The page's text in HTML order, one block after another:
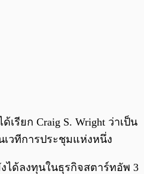
รียก Craig S. Wright ว่าเป็น
วทีการประชุมแห่งหนึ่ง
ได้ลงทุนในธุรกิจสตาร์ทอัพ 3